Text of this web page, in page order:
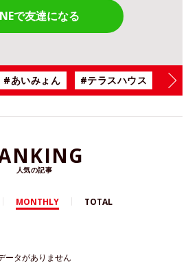
で友達になる
#あいみょん #テラスハウス #漫
人気の記事
MONTHLY TOTAL
ータがありません